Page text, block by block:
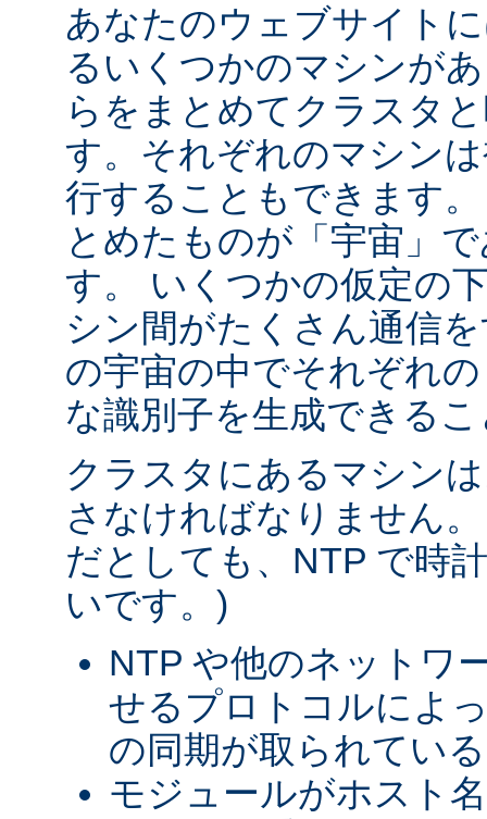
あなたのウェブサイト
るいくつかのマシンが
らをまとめてクラスタ
す。それぞれのマシン
行することもできます
とめたものが「宇宙」
す。 いくつかの仮定の
シン間がたくさん通信
の宇宙の中でそれぞれ
な識別子を生成できる
クラスタにあるマシン
さなければなりません
だとしても、NTP で時
いです。)
NTP や他のネットワ
せるプロトコルによ
の同期が取られてい
モジュールがホスト